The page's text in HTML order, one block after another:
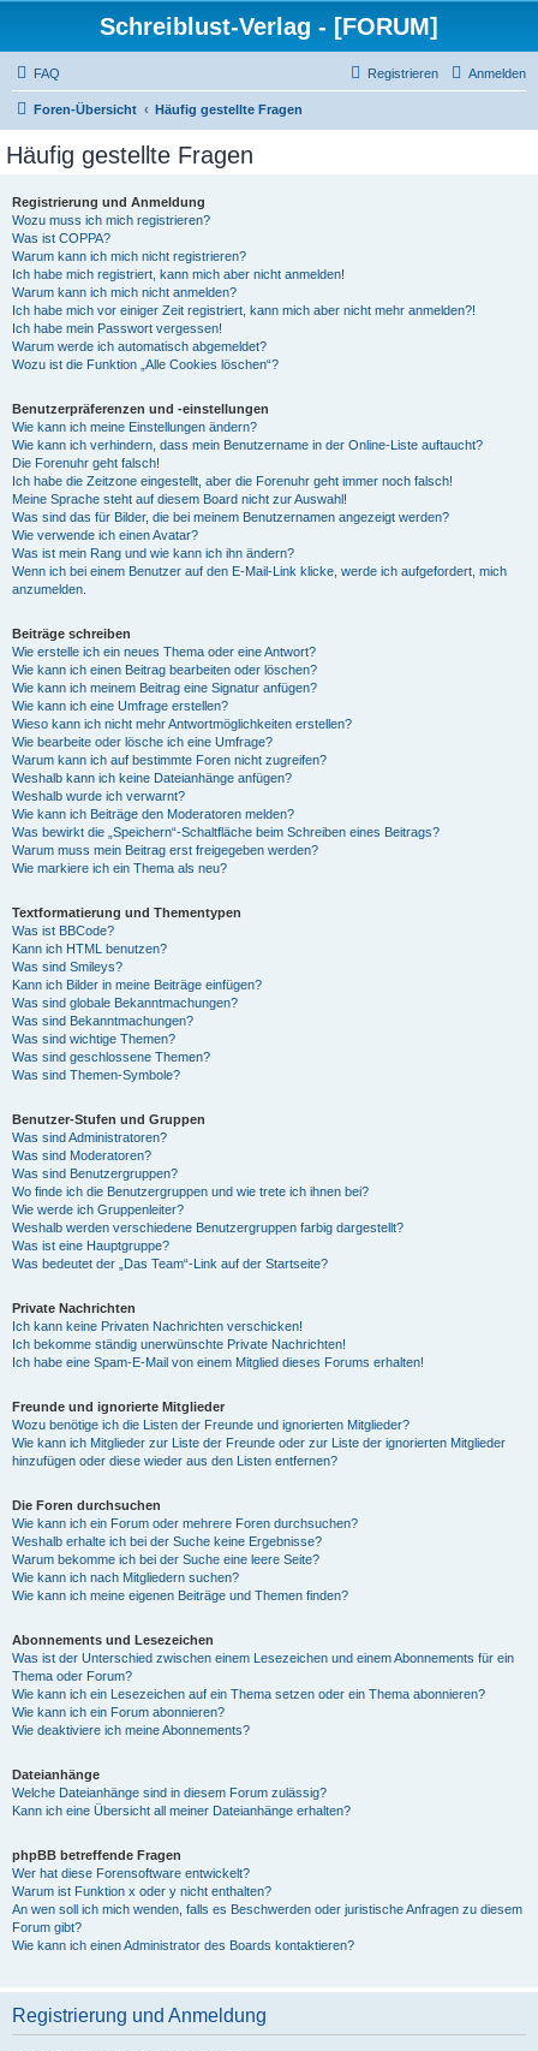
Schreiblust-Verlag - [FORUM]
FAQ Anmelden
Registrieren
Foren-Übersicht Häufig gestellte Fragen
Häufig gestellte Fragen
Registrierung und Anmeldung
Wozu muss ich mich registrieren?
Was ist COPPA?
Warum kann ich mich nicht registrieren?
Ich habe mich registriert, kann mich aber nicht anmelden!
Warum kann ich mich nicht anmelden?
Ich habe mich vor einiger Zeit registriert, kann mich aber nicht mehr anmelden?!
Ich habe mein Passwort vergessen!
Warum werde ich automatisch abgemeldet?
Wozu ist die Funktion „Alle Cookies löschen“?
Benutzerpräferenzen und -einstellungen
Wie kann ich meine Einstellungen ändern?
Wie kann ich verhindern, dass mein Benutzername in der Online-Liste auftaucht?
Die Forenuhr geht falsch!
Ich habe die Zeitzone eingestellt, aber die Forenuhr geht immer noch falsch!
Meine Sprache steht auf diesem Board nicht zur Auswahl!
Was sind das für Bilder, die bei meinem Benutzernamen angezeigt werden?
Wie verwende ich einen Avatar?
Was ist mein Rang und wie kann ich ihn ändern?
Wenn ich bei einem Benutzer auf den E-Mail-Link klicke, werde ich aufgefordert, mich
anzumelden.
Beiträge schreiben
Wie erstelle ich ein neues Thema oder eine Antwort?
Wie kann ich einen Beitrag bearbeiten oder löschen?
Wie kann ich meinem Beitrag eine Signatur anfügen?
Wie kann ich eine Umfrage erstellen?
Wieso kann ich nicht mehr Antwortmöglichkeiten erstellen?
Wie bearbeite oder lösche ich eine Umfrage?
Warum kann ich auf bestimmte Foren nicht zugreifen?
Weshalb kann ich keine Dateianhänge anfügen?
Weshalb wurde ich verwarnt?
Wie kann ich Beiträge den Moderatoren melden?
Was bewirkt die „Speichern“-Schaltfläche beim Schreiben eines Beitrags?
Warum muss mein Beitrag erst freigegeben werden?
Wie markiere ich ein Thema als neu?
Textformatierung und Thementypen
Was ist BBCode?
Kann ich HTML benutzen?
Was sind Smileys?
Kann ich Bilder in meine Beiträge einfügen?
Was sind globale Bekanntmachungen?
Was sind Bekanntmachungen?
Was sind wichtige Themen?
Was sind geschlossene Themen?
Was sind Themen-Symbole?
Benutzer-Stufen und Gruppen
Was sind Administratoren?
Was sind Moderatoren?
Was sind Benutzergruppen?
Wo finde ich die Benutzergruppen und wie trete ich ihnen bei?
Wie werde ich Gruppenleiter?
Weshalb werden verschiedene Benutzergruppen farbig dargestellt?
Was ist eine Hauptgruppe?
Was bedeutet der „Das Team“-Link auf der Startseite?
Private Nachrichten
Ich kann keine Privaten Nachrichten verschicken!
Ich bekomme ständig unerwünschte Private Nachrichten!
Ich habe eine Spam-E-Mail von einem Mitglied dieses Forums erhalten!
Freunde und ignorierte Mitglieder
Wozu benötige ich die Listen der Freunde und ignorierten Mitglieder?
Wie kann ich Mitglieder zur Liste der Freunde oder zur Liste der ignorierten Mitglieder
hinzufügen oder diese wieder aus den Listen entfernen?
Die Foren durchsuchen
Wie kann ich ein Forum oder mehrere Foren durchsuchen?
Weshalb erhalte ich bei der Suche keine Ergebnisse?
Warum bekomme ich bei der Suche eine leere Seite?
Wie kann ich nach Mitgliedern suchen?
Wie kann ich meine eigenen Beiträge und Themen finden?
Abonnements und Lesezeichen
Was ist der Unterschied zwischen einem Lesezeichen und einem Abonnements für ein
Thema oder Forum?
Wie kann ich ein Lesezeichen auf ein Thema setzen oder ein Thema abonnieren?
Wie kann ich ein Forum abonnieren?
Wie deaktiviere ich meine Abonnements?
Dateianhänge
Welche Dateianhänge sind in diesem Forum zulässig?
Kann ich eine Übersicht all meiner Dateianhänge erhalten?
phpBB betreffende Fragen
Wer hat diese Forensoftware entwickelt?
Warum ist Funktion x oder y nicht enthalten?
An wen soll ich mich wenden, falls es Beschwerden oder juristische Anfragen zu diesem
Forum gibt?
Wie kann ich einen Administrator des Boards kontaktieren?
Registrierung und Anmeldung